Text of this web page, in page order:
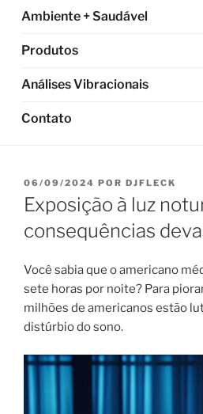
Ambiente + Saudável
Produtos
Análises Vibracionais
Contato
PUBLICADO
EM
06/09/2024 POR DJFLECK
Exposição à luz
consequências
Você sabia que o americano
sete horas por noite? Para
milhões de americanos estão
distúrbio do sono.